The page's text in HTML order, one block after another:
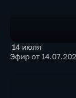
14 июля
Эфир от